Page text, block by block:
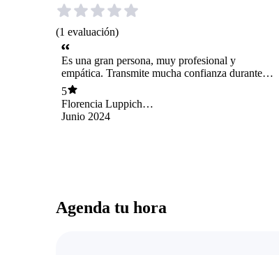
(1 evaluación)
Es una gran persona, muy profesional y
empática. Transmite mucha confianza durante
cada sesión. En mi experiencia ha podido
ayudarme y entregarme herramientas útiles,
siempre demostrando muy buena disposición.
5
Florencia Luppichini
González
Junio 2024
Agenda tu hora